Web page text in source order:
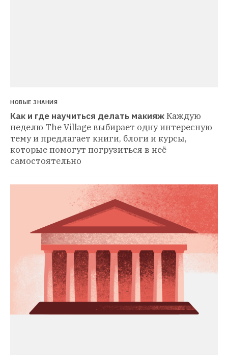
НОВЫЕ ЗНАНИЯ
Как и где научиться делать макияжКаждую
неделю The Village выбирает одну интересную
тему и предлагает книги, блоги и курсы,
которые помогут погрузиться в неё
самостоятельно